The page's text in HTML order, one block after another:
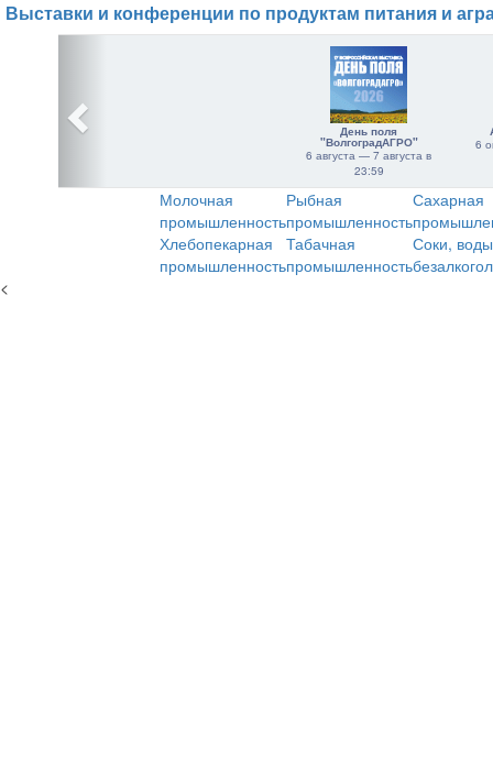
Выставки и конференции по продуктам питания и
День поля
"ВолгоградАГРО"
6 августа — 7 августа в
23:59
6
Молочная
промышленность
Рыбная
промышленность
Сахарная
Хлебопекарная
промышленность
Табачная
промышленность
Соки,
<